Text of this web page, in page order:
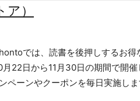
）
では、読書を後押しするお
22日から11月30日の期間で開
ペーンやクーポンを毎日実施し